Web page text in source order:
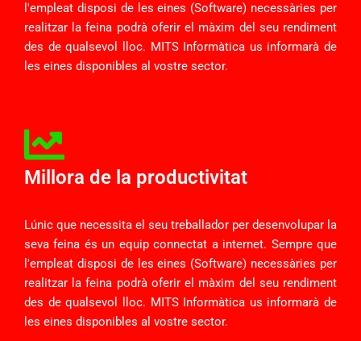
l'empleat disposi de les eines (Software) necessàries per
realitzar la feina podrà oferir el màxim del seu rendiment
des de qualsevol lloc. MITS Informàtica us informarà de
les eines disponibles al vostre sector.
Millora de la productivitat
Lúnic que necessita el seu treballador per desenvolupar la
seva feina és un equip connectat a internet. Sempre que
l'empleat disposi de les eines (Software) necessàries per
realitzar la feina podrà oferir el màxim del seu rendiment
des de qualsevol lloc. MITS Informàtica us informarà de
les eines disponibles al vostre sector.